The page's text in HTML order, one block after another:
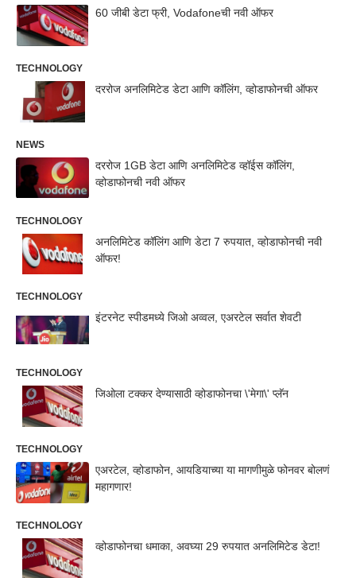
60 जीबी डेटा फ्री, Vodafoneची नवी ऑफर
TECHNOLOGY
दररोज अनलिमिटेड डेटा आणि कॉलिंग, व्होडाफोनची ऑफर
NEWS
दररोज 1GB डेटा आणि अनलिमिटेड व्हॉईस कॉलिंग,
व्होडाफोनची नवी ऑफर
TECHNOLOGY
अनलिमिटेड कॉलिंग आणि डेटा 7 रुपयात, व्होडाफोनची नवी
ऑफर!
TECHNOLOGY
इंटरनेट स्पीडमध्ये जिओ अव्वल, एअरटेल सर्वात शेवटी
TECHNOLOGY
जिओला टक्कर देण्यासाठी व्होडाफोनचा \'मेगा\' प्लॅन
TECHNOLOGY
एअरटेल, व्होडाफोन, आयडियाच्या या मागणीमुळे फोनवर बोलणं
महागणार!
TECHNOLOGY
व्होडाफोनचा धमाका, अवघ्या 29 रुपयात अनलिमिटेड डेटा!